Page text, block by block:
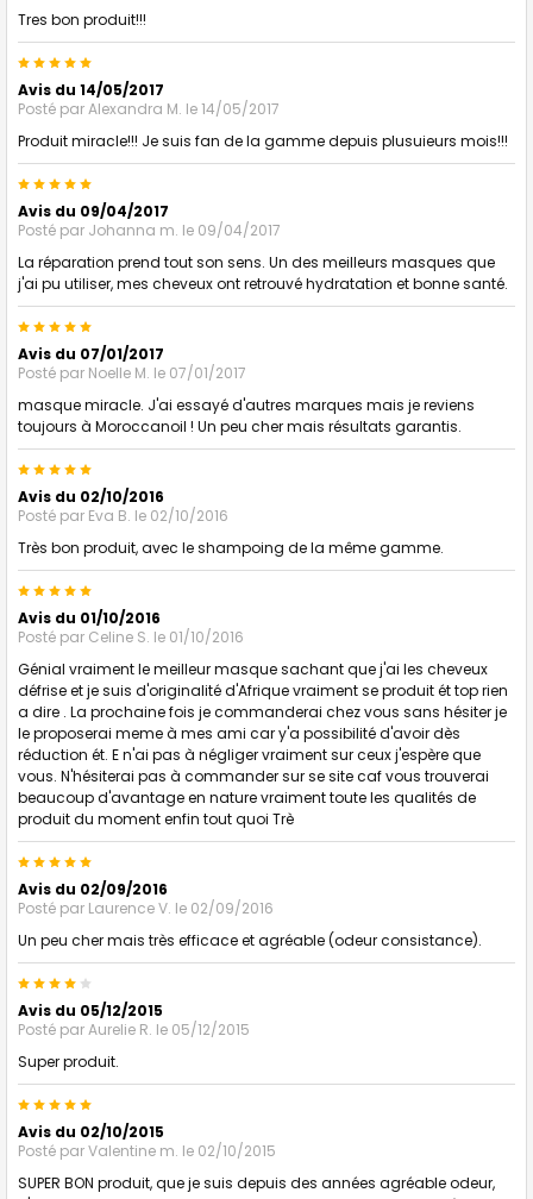
Tres bon produit!!!
5
Avis du 14/05/2017
Posté parAlexandra M. le 14/05/2017
Produit miracle!!! Je suis fan de la gamme depuis plusuieurs mois!!!
5
Avis du 09/04/2017
Posté par Johanna m. le 09/04/2017
La réparation prend tout son sens. Un des meilleurs masques que
j'ai pu utiliser, mes cheveux ont retrouvé hydratation et bonne santé.
5
Avis du 07/01/2017
Posté par Noelle M. le 07/01/2017
masque miracle. J'ai essayé d'autres marques mais je reviens
toujours à Moroccanoil ! Un peu cher mais résultats garantis.
5
Avis du 02/10/2016
Posté par Eva B. le 02/10/2016
Très bon produit, avec le shampoing de la même gamme.
5
Avis du 01/10/2016
Posté par Celine S. le 01/10/2016
Génial vraiment le meilleur masque sachant que j'ai les cheveux
défrise et je suis d'originalité d'Afrique vraiment se produit ét top rien
a dire . La prochaine fois je commanderai chez vous sans hésiter je
le proposerai meme à mes ami car y'a possibilité d'avoir dès
réduction ét. E n'ai pas à négliger vraiment sur ceux j'espère que
vous. N'hésiterai pas à commander sur se site caf vous trouverai
beaucoup d'avantage en nature vraiment toute les qualités de
produit du moment enfin tout quoi Trè
5
Avis du 02/09/2016
Posté par Laurence V. le 02/09/2016
Un peu cher mais très efficace et agréable (odeur consistance).
Avis du 05/12/2015
Posté parAurelie R. le 05/12/2015
Super produit.
5
Avis du 02/10/2015
Posté parValentine m. le 02/10/2015
SUPER BON produit, que je suis depuis des années agréable odeur,